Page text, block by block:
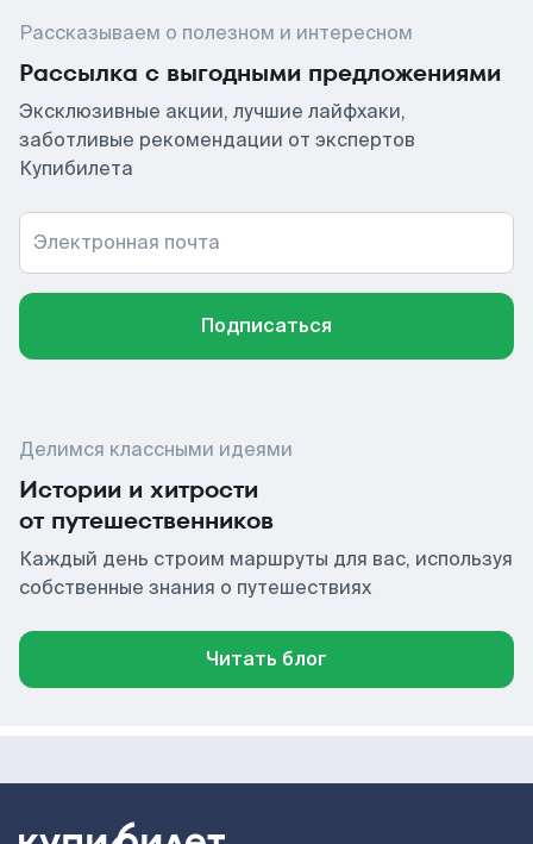
Рассказываем о полезном и интересном
Рассылка с выгодными предложениями
Эксклюзивные акции, лучшие лайфхаки,
заботливые рекомендации от экспертов
Купибилета
Электронная почта
Подписаться
Делимся классными идеями
Истории и хитрости
от путешественников
Каждый день строим маршруты для вас, используя
собственные знания о путешествиях
Читать блог